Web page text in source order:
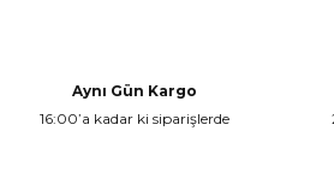
Ürün resmi kalitesiz, bozuk veya
Aynı Gün Kargo
16:00’a kadar ki siparişlerde